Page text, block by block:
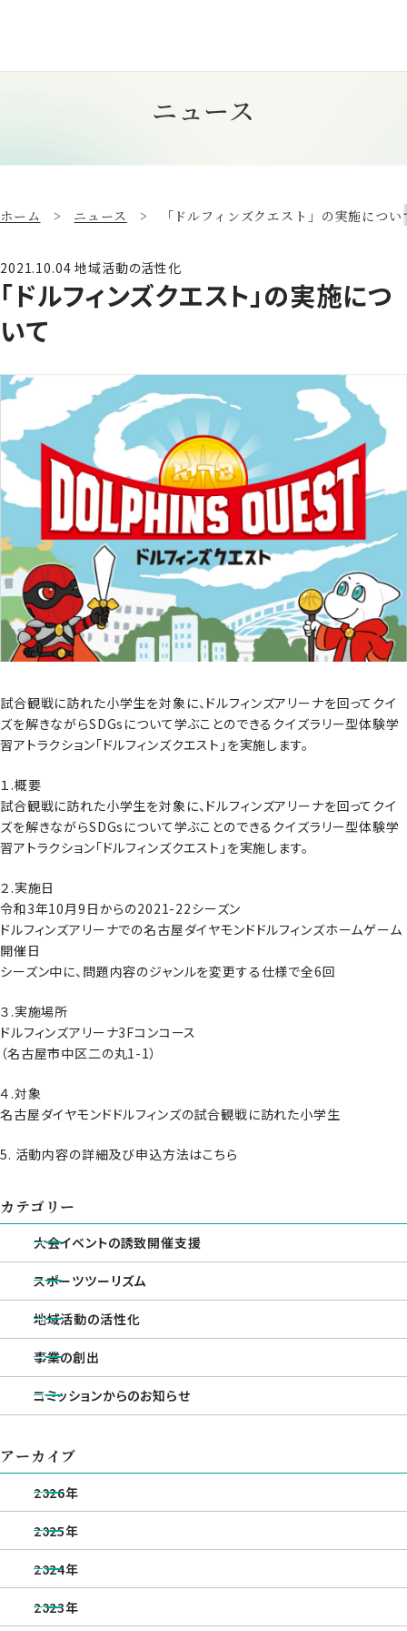
ニュース
ホーム ニュース 「ドルフィンズクエスト」の実施につい
2021.10.04 地域活動の活性化
「ドルフィンズクエスト」の実施につ
いて
試合観戦に訪れた小学生を対象に、ドルフィンズアリーナを回ってクイ
ズを解きながらSDGsについて学ぶことのできるクイズラリー型体験学
習アトラクション「ドルフィンズクエスト」を実施します。
１.概要
試合観戦に訪れた小学生を対象に、ドルフィンズアリーナを回ってクイ
ズを解きながらSDGsについて学ぶことのできるクイズラリー型体験学
習アトラクション「ドルフィンズクエスト」を実施します。
２.実施日
令和3年10月9日からの2021-22シーズン
ドルフィンズアリーナでの名古屋ダイヤモンドドルフィンズホームゲーム
開催日
シーズン中に、問題内容のジャンルを変更する仕様で全6回
３.実施場所
ドルフィンズアリーナ3Fコンコース
（名古屋市中区二の丸1-1）
４.対象
名古屋ダイヤモンドドルフィンズの試合観戦に訪れた小学生
5. 活動内容の詳細及び申込方法はこちら
カテゴリー
大会イベントの誘致開催支援
スポーツツーリズム
地域活動の活性化
事業の創出
コミッションからのお知らせ
アーカイブ
2026年
2025年
2024年
2023年